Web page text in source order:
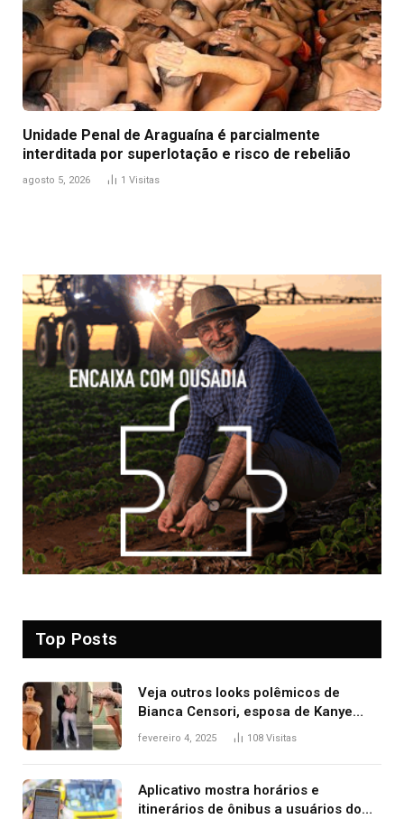
Unidade Penal de Araguaína é parcialmente
interditada por superlotação e risco de rebelião
agosto 5, 2026 1 Visitas
Top Posts
Veja outros looks polêmicos de
Bianca Censori, esposa de Kanye
West que apareceu nua no Grammy
fevereiro 4, 2025 108 Visitas
Aplicativo mostra horários e
itinerários de ônibus a usuários do